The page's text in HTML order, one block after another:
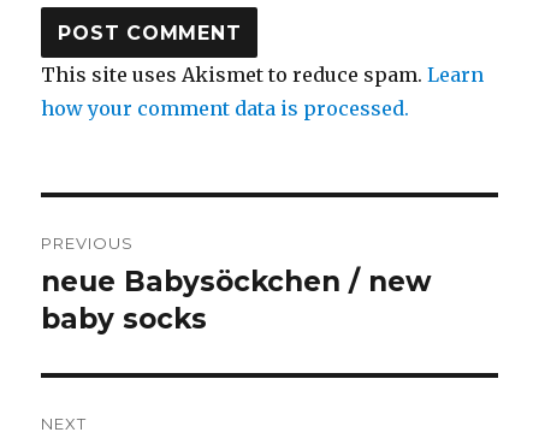
This site uses Akismet to reduce spam.Learn
how your comment data is processed.
navigation
PREVIOUS
Previous
post:
neue Babysöckchen / new
baby socks
NEXT